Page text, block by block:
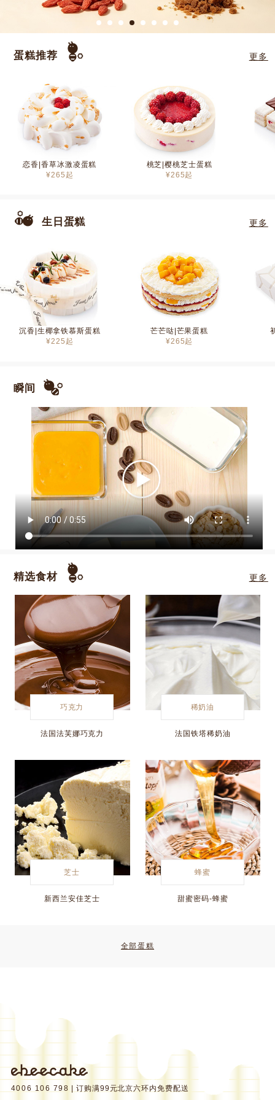
蛋糕推荐 更多
恋香|香草冰激凌蛋糕
¥265 起
桃芝|樱桃芝士蛋糕
¥265起
生日蛋糕 更多
沉香|生椰拿铁慕斯蛋糕
¥225 起
芒芒哒|芒果蛋糕
¥265起
瞬间
精选食材 更多
巧克力
法国法芙娜巧克力
稀奶油
法国铁塔稀奶油
芝士
新西兰安佳芝士
蜂蜜
甜蜜密码-蜂蜜
全部蛋糕
4006 106 798 | 订购满99元北京六环内免费配送